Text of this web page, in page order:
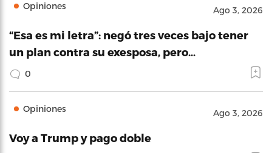
Opiniones Ago 3, 2026
“Esa es mi letra”: negó tres veces bajo tener
un plan contra su exesposa, pero…
0
Opiniones Ago 3, 2026
Voy a Trump y pago doble